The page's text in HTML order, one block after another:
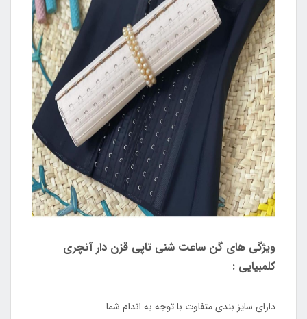
ویژگی های گن ساعت شنی تاپی قزن دار آنچری
کلمبیایی :
دارای سایز بندی متفاوت با توجه به اندام شما